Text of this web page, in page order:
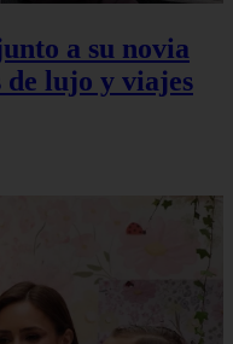
a su novia
de lujo y viajes